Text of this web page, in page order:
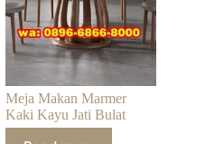
Meja Makan Marmer
Kaki Kayu Jati Bulat